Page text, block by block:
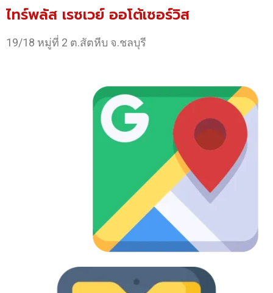
ไทร์พลัส เรซเวย์ ออโต้เซอร์วิส
19/18 หมู่ที่ 2 ต.สัตหีบ จ.ชลบุรี